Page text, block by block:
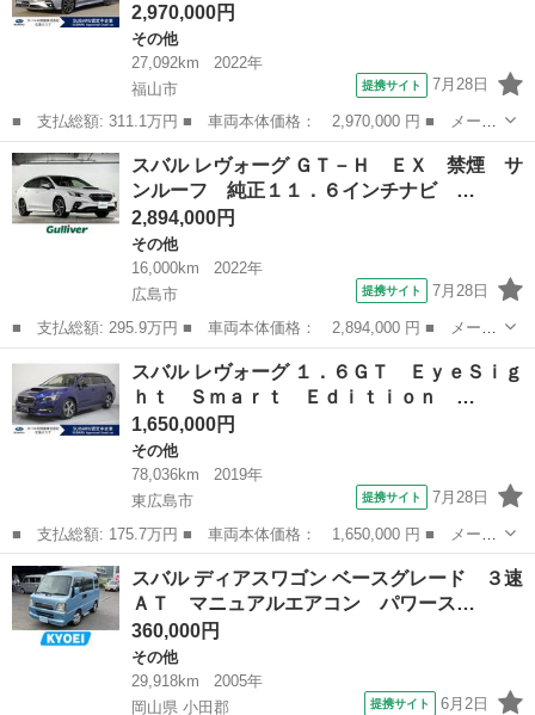
2,970,000円
その他
27,092km
2022年
福山市
提携サイト 7月28日
■ 支払総額: 311.1万円 ■ 車両本体価格： 2,970,000 円 ■ メーカ
ー名： スバル ■ 車種名： レヴォーグ ■ グレード名： ＳＴＩ
スポーツ ＥＸ ＥＴＣ２．０ ドラレコ 本革シート 新品タイヤ
４本交換...
広島 福山市 その他
スバル レヴォーグ ＧＴ－Ｈ ＥＸ 禁煙 サ
ンルーフ 純正１１．６インチナビ …
2,894,000円
その他
16,000km
2022年
広島市
提携サイト 7月28日
■ 支払総額: 295.9万円 ■ 車両本体価格： 2,894,000 円 ■ メーカ
ー名： スバル ■ 車種名： レヴォーグ ■ グレード名： ＧＴ－
Ｈ ＥＸ 禁煙 サンルーフ 純正１１．６インチナビ スマートリ
アビュー...
広島市
スバル レヴォーグ １．６ＧＴ ＥｙｅＳｉｇ
ｈｔ Ｓｍａｒｔ Ｅｄｉｔｉｏｎ …
1,650,000円
その他
78,036km
2019年
東広島市
提携サイト 7月28日
■ 支払総額: 175.7万円 ■ 車両本体価格： 1,650,000 円 ■ メーカ
ー名： スバル ■ 車種名： レヴォーグ ■ グレード名： １．６
ＧＴ ＥｙｅＳｉｇｈｔ Ｓｍａｒｔ Ｅｄｉｔｉｏｎ パナソニッ
クナビ ...
広島 東広島市 その他
スバル ディアスワゴン ベースグレード ３速
ＡＴ マニュアルエアコン パワース…
360,000円
その他
29,918km
2005年
岡山県 小田郡
提携サイト 6月2日